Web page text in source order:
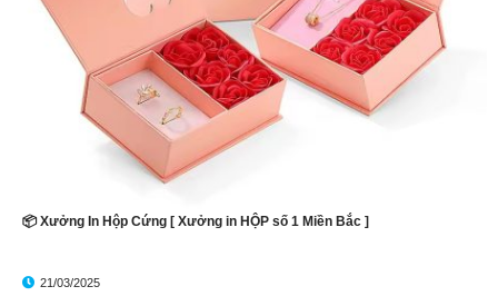
📦 Xưởng In Hộp Cứng [ Xưởng in HỘP số 1 Miền Bắc ]
21/03/2025